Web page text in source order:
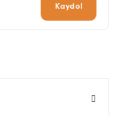
Kaydol